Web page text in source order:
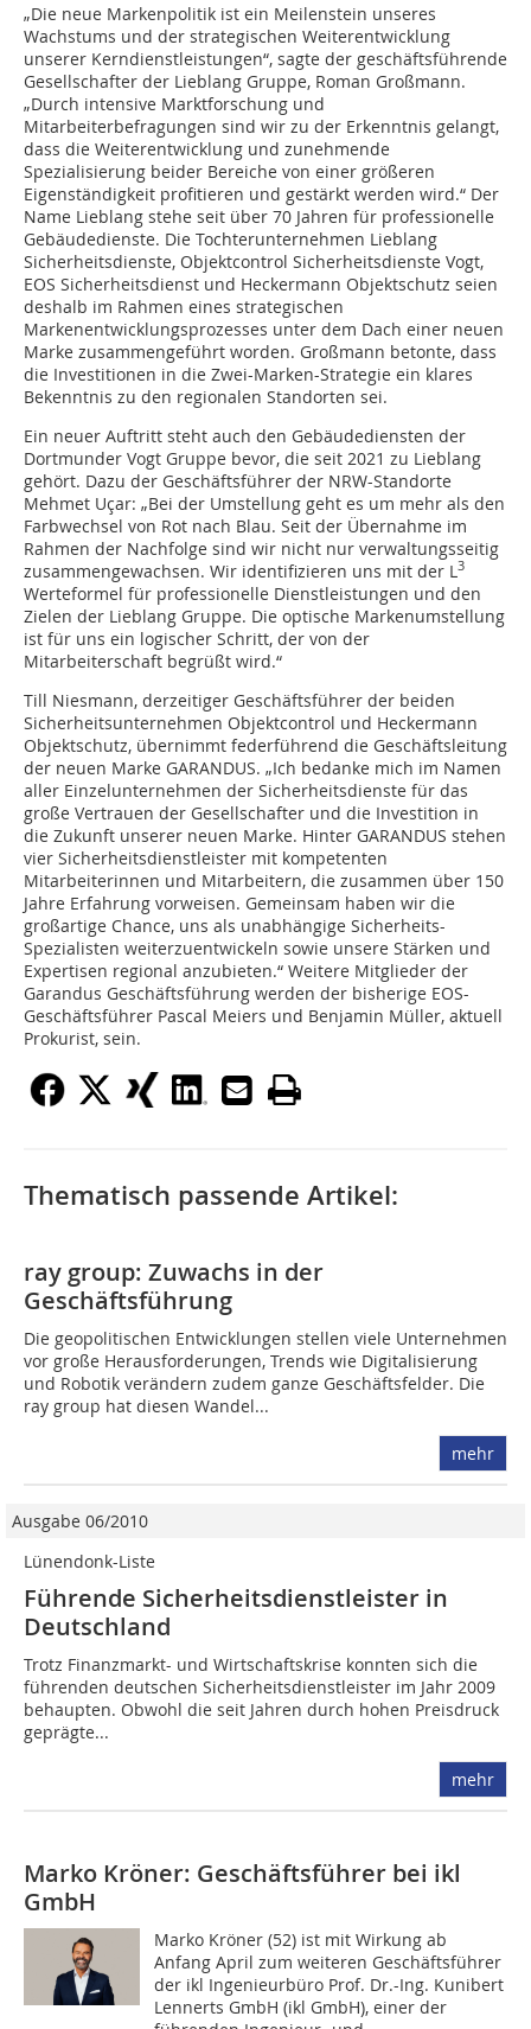
„Die neue Markenpolitik ist ein Meilenstein unseres
Wachstums und der strategischen Weiterentwicklung
unserer Kerndienstleistungen“, sagte der geschäftsführende
Gesellschafter der Lieblang Gruppe, Roman Großmann.
„Durch intensive Marktforschung und
Mitarbeiterbefragungen sind wir zu der Erkenntnis gelangt,
dass die Weiterentwicklung und zunehmende
Spezialisierung beider Bereiche von einer größeren
Eigenständigkeit profitieren und gestärkt werden wird.“ Der
Name Lieblang stehe seit über 70 Jahren für professionelle
Gebäudedienste. Die Tochterunternehmen Lieblang
Sicherheitsdienste, Objektcontrol Sicherheitsdienste Vogt,
EOS Sicherheitsdienst und Heckermann Objektschutz seien
deshalb im Rahmen eines strategischen
Markenentwicklungsprozesses unter dem Dach einer neuen
Marke zusammengeführt worden. Großmann betonte, dass
die Investitionen in die Zwei-Marken-Strategie ein klares
Bekenntnis zu den regionalen Standorten sei.
Ein neuer Auftritt steht auch den Gebäudediensten der
Dortmunder Vogt Gruppe bevor, die seit 2021 zu Lieblang
gehört. Dazu der Geschäftsführer der NRW-Standorte
Mehmet Uçar: „Bei der Umstellung geht es um mehr als den
Farbwechsel von Rot nach Blau. Seit der Übernahme im
Rahmen der Nachfolge sind wir nicht nur verwaltungsseitig
zusammengewachsen. Wir identifizieren uns mit der L 3
Werteformel für professionelle Dienstleistungen und den
Zielen der Lieblang Gruppe. Die optische Markenumstellung
ist für uns ein logischer Schritt, der von der
Mitarbeiterschaft begrüßt wird.“
Till Niesmann, derzeitiger Geschäftsführer der beiden
Sicherheitsunternehmen Objektcontrol und Heckermann
Objektschutz, übernimmt federführend die Geschäftsleitung
der neuen Marke GARANDUS. „Ich bedanke mich im Namen
aller Einzelunternehmen der Sicherheitsdienste für das
große Vertrauen der Gesellschafter und die Investition in
die Zukunft unserer neuen Marke. Hinter GARANDUS stehen
vier Sicherheitsdienstleister mit kompetenten
Mitarbeiterinnen und Mitarbeitern, die zusammen über 150
Jahre Erfahrung vorweisen. Gemeinsam haben wir die
großartige Chance, uns als unabhängige Sicherheits-
Spezialisten weiterzuentwickeln sowie unsere Stärken und
Expertisen regional anzubieten.“ Weitere Mitglieder der
Garandus Geschäftsführung werden der bisherige EOS-
Geschäftsführer Pascal Meiers und Benjamin Müller, aktuell
Prokurist, sein.
Thematisch passende Artikel:
ray group: Zuwachs in der
Geschäftsführung
Die geopolitischen Entwicklungen stellen viele Unternehmen
vor große Herausforderungen, Trends wie Digitalisierung
und Robotik verändern zudem ganze Geschäftsfelder. Die
ray group hat diesen Wandel...
mehr
Ausgabe 06/2010
Lünendonk-Liste
Führende Sicherheitsdienstleister in
Deutschland
Trotz Finanzmarkt- und Wirtschafts­krise konnten sich die
führenden deutschen Sicherheitsdienstleister im Jahr 2009
behaupten. Obwohl die seit Jahren durch hohen Preisdruck
geprägte...
mehr
Marko Kröner: Geschäftsführer bei ikl
GmbH
Marko Kröner (52) ist mit Wirkung ab
Anfang April zum weiteren Geschäftsführer
der ikl Ingenieurbüro Prof. Dr.-Ing. Kunibert
Lennerts GmbH (ikl GmbH), einer der